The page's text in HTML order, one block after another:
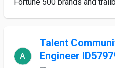
Fortune 500 brands and
Talent
Engineer